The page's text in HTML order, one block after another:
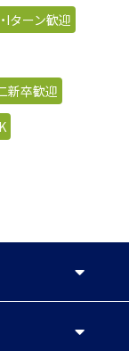
Iターン歓迎
新卒歓迎